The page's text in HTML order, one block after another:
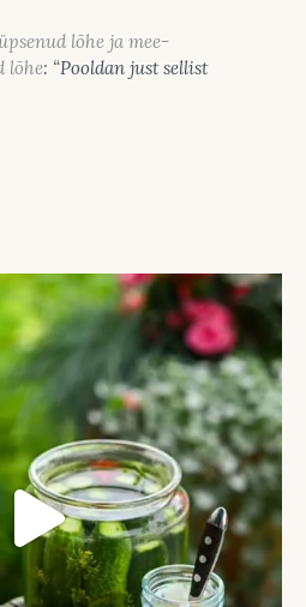
lõhe ja mee-
lõhe: “Pooldan just sellist